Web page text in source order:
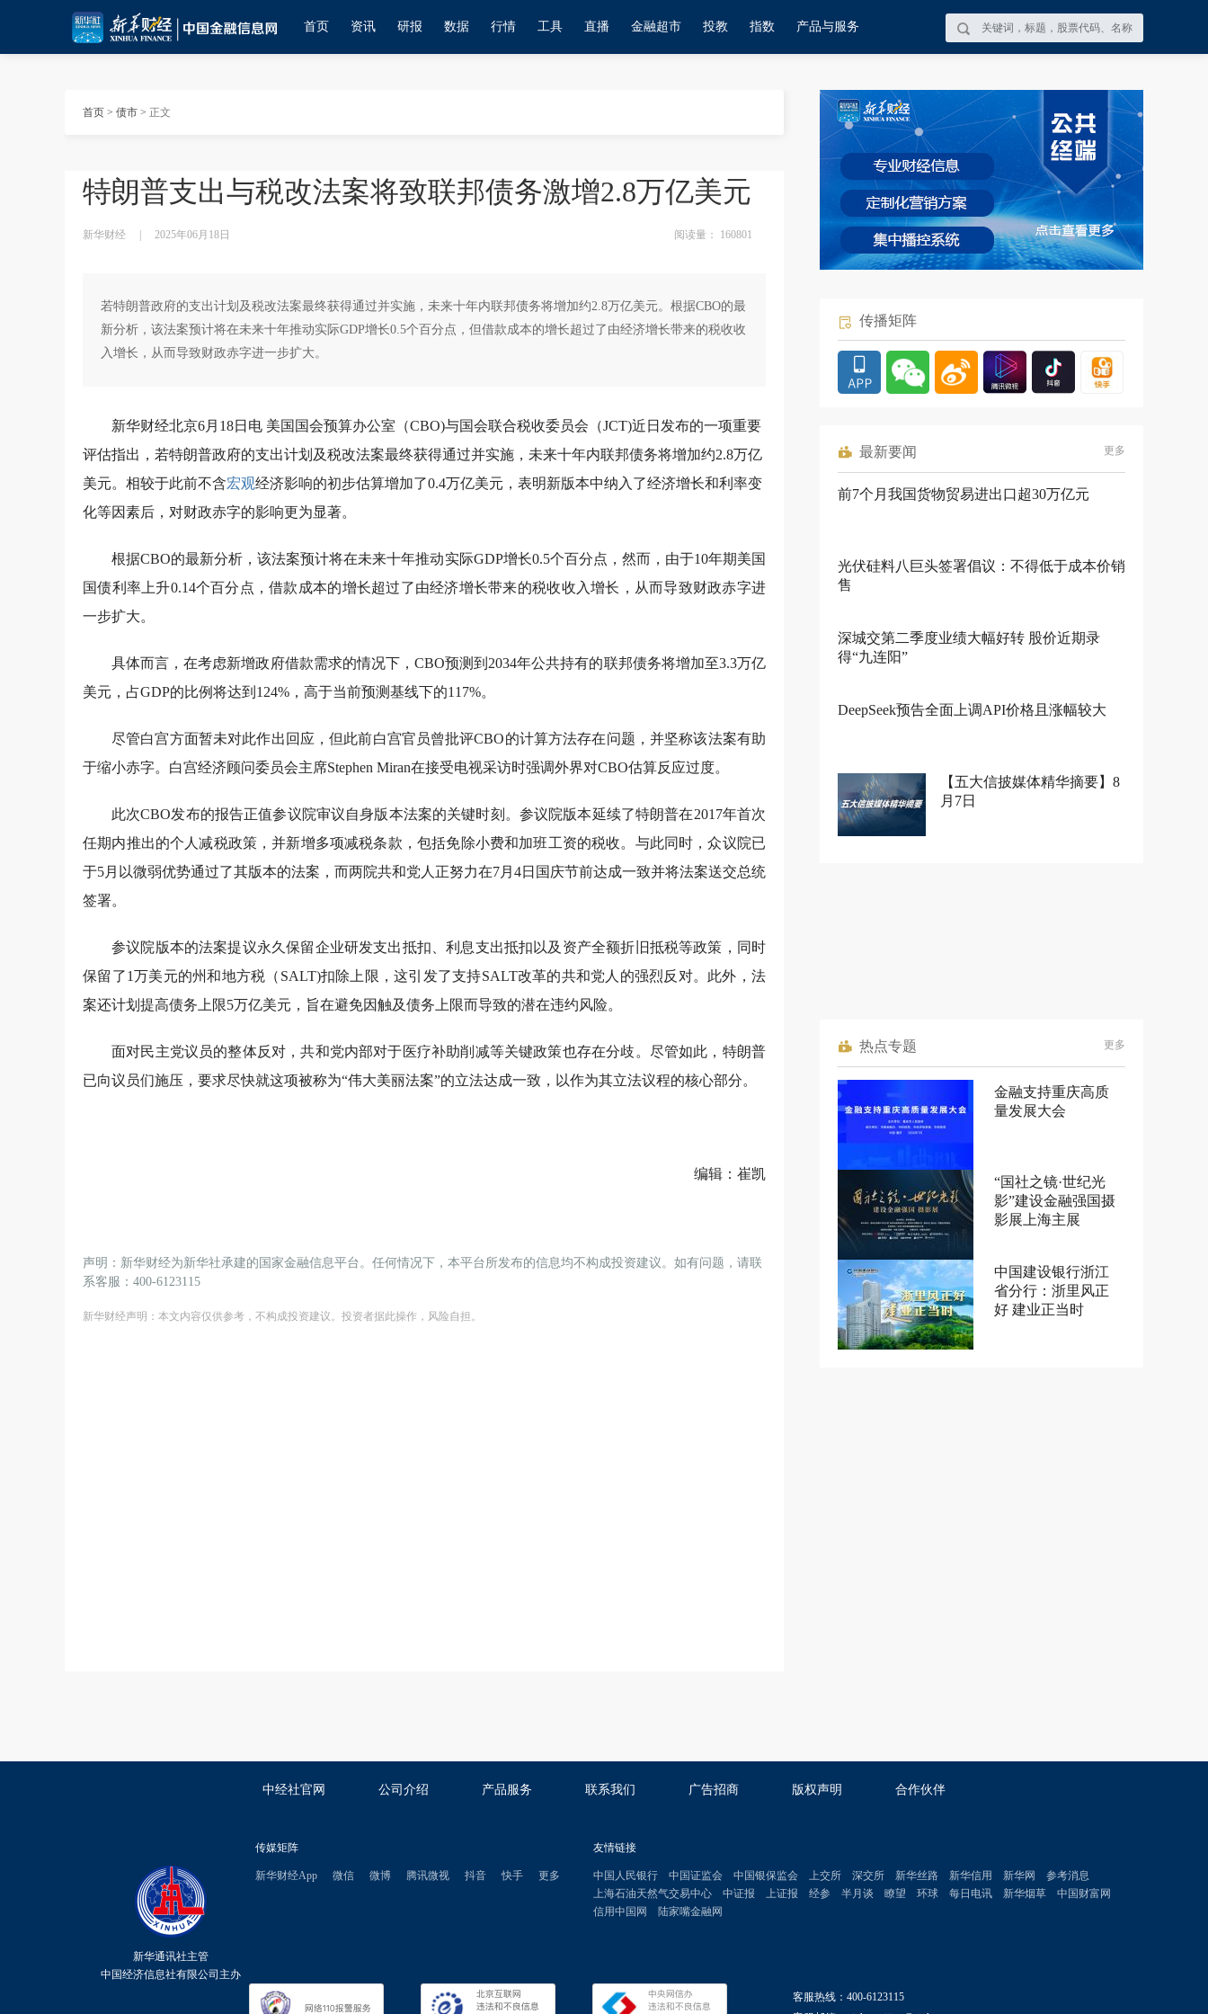
首页 资讯 研报 数据 行情 工具 直播 金融超市 投教 指数 产品与服务
首页 > 债市 > 正文
特朗普支出与税改法案将致联邦债务激增2.8万亿美元
新华财经 2025年06月18日 阅读量： 160801
若特朗普政府的支出计划及税改法案最终获得通过并实施，未来十年内联邦债务将增加约2.8万亿美元。根据CBO的最
新分析，该法案预计将在未来十年推动实际GDP增长0.5个百分点，但借款成本的增长超过了由经济增长带来的税收收
入增长，从而导致财政赤字进一步扩大。
新华财经北京6月18日电 美国国会预算办公室（CBO)与国会联合税收委员会（JCT)近日发布的一项重要
评估指出，若特朗普政府的支出计划及税改法案最终获得通过并实施，未来十年内联邦债务将增加约2.8万亿
美元。相较于此前不含宏观经济影响的初步估算增加了0.4万亿美元，表明新版本中纳入了经济增长和利率变
化等因素后，对财政赤字的影响更为显著。
根据CBO的最新分析，该法案预计将在未来十年推动实际GDP增长0.5个百分点，然而，由于10年期美国
国债利率上升0.14个百分点，借款成本的增长超过了由经济增长带来的税收收入增长，从而导致财政赤字进
一步扩大。
具体而言，在考虑新增政府借款需求的情况下，CBO预测到2034年公共持有的联邦债务将增加至3.3万亿
美元，占GDP的比例将达到124%，高于当前预测基线下的117%。
尽管白宫方面暂未对此作出回应，但此前白宫官员曾批评CBO的计算方法存在问题，并坚称该法案有助
于缩小赤字。白宫经济顾问委员会主席Stephen Miran在接受电视采访时强调外界对CBO估算反应过度。
此次CBO发布的报告正值参议院审议自身版本法案的关键时刻。参议院版本延续了特朗普在2017年首次
任期内推出的个人减税政策，并新增多项减税条款，包括免除小费和加班工资的税收。与此同时，众议院已
于5月以微弱优势通过了其版本的法案，而两院共和党人正努力在7月4日国庆节前达成一致并将法案送交总统
签署。
参议院版本的法案提议永久保留企业研发支出抵扣、利息支出抵扣以及资产全额折旧抵税等政策，同时
保留了1万美元的州和地方税（SALT)扣除上限，这引发了支持SALT改革的共和党人的强烈反对。此外，法
案还计划提高债务上限5万亿美元，旨在避免因触及债务上限而导致的潜在违约风险。
面对民主党议员的整体反对，共和党内部对于医疗补助削减等关键政策也存在分歧。尽管如此，特朗普
已向议员们施压，要求尽快就这项被称为“伟大美丽法案”的立法达成一致，以作为其立法议程的核心部分。
编辑：崔凯
声明：新华财经为新华社承建的国家金融信息平台。任何情况下，本平台所发布的信息均不构成投资建议。如有问题，请联
系客服：400-6123115
新华财经声明：本文内容仅供参考，不构成投资建议。投资者据此操作，风险自担。
传播矩阵
最新要闻 更多
前7个月我国货物贸易进出口超30万亿元
光伏硅料八巨头签署倡议：不得低于成本价销
售
深城交第二季度业绩大幅好转 股价近期录
得“九连阳”
DeepSeek预告全面上调API价格且涨幅较大
【五大信披媒体精华摘要】8
月7日
热点专题 更多
金融支持重庆高质
量发展大会
“国社之镜·世纪光
影”建设金融强国摄
影展上海主展
中国建设银行浙江
省分行：浙里风正
好 建业正当时
中经社官网 公司介绍 产品服务 联系我们 广告招商 版权声明 合作伙伴
新华通讯社主管
中国经济信息社有限公司主办
传媒矩阵
新华财经App 微信 微博 腾讯微视 抖音 快手 更多
友情链接
中国人民银行 中国证监会 中国银保监会 上交所 深交所 新华丝路 新华信用 新华网
参考消息
上海石油天然气交易中心
中证报 上证报 经参 半月谈 瞭望 环球 每日电讯 新华烟草
中国财富网
信用中国网
陆家嘴金融网
客服热线：400-6123115